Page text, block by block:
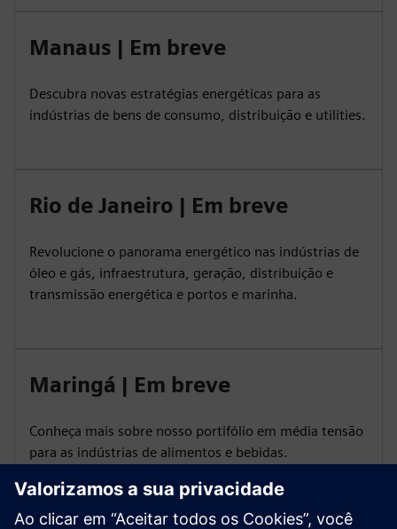
Manaus | Em breve
Descubra novas estratégias energéticas para as
indústrias de bens de consumo, distribuição e utilities.
Rio de Janeiro | Em breve
Revolucione o panorama energético nas indústrias de
óleo e gás, infraestrutura, geração, distribuição e
transmissão energética e portos e marinha.
Maringá | Em breve
Conheça mais sobre nosso portifólio em média tensão
para as indústrias de alimentos e bebidas.